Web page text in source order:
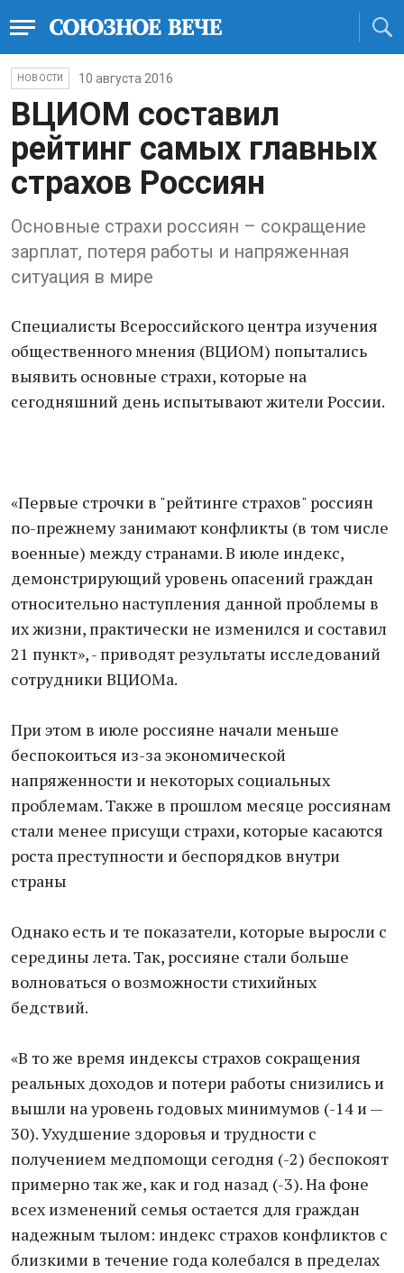
НОВОСТИ 10 августа 2016
ВЦИОМ составил
рейтинг самых главных
страхов Россиян
Основные страхи россиян – сокращение
зарплат, потеря работы и напряженная
ситуация в мире
Специалисты Всероссийского центра изучения
общественного мнения (ВЦИОМ) попытались
выявить основные страхи, которые на
сегодняшний день испытывают жители России.
«Первые строчки в "рейтинге страхов" россиян
по-прежнему занимают конфликты (в том числе
военные) между странами. В июле индекс,
демонстрирующий уровень опасений граждан
относительно наступления данной проблемы в
их жизни, практически не изменился и составил
21 пункт», - приводят результаты исследований
сотрудники ВЦИОМа.
При этом в июле россияне начали меньше
беспокоиться из-за экономической
напряженности и некоторых социальных
проблемам. Также в прошлом месяце россиянам
стали менее присущи страхи, которые касаются
роста преступности и беспорядков внутри
страны
Однако есть и те показатели, которые выросли с
середины лета. Так, россияне стали больше
волноваться о возможности стихийных
бедствий.
«В то же время индексы страхов сокращения
реальных доходов и потери работы снизились и
вышли на уровень годовых минимумов (-14 и —
30). Ухудшение здоровья и трудности с
получением медпомощи сегодня (-2) беспокоят
примерно так же, как и год назад (-3). На фоне
всех изменений семья остается для граждан
надежным тылом: индекс страхов конфликтов с
близкими в течение года колебался в пределах